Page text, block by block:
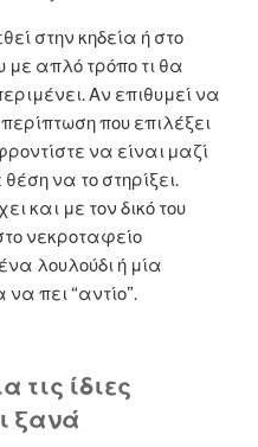
στην κηδεία ή στο
με απλό τρόπο τι θα
Αν επιθυμεί να
που επιλέξει
να είναι µαζί
να το στηρίξει.
και με τον δικό του
νεκροταφείο
λουλούδι ή μία
πει “αντίο”.
τις ίδιες
ξανά